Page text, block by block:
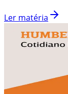
Ler matéria